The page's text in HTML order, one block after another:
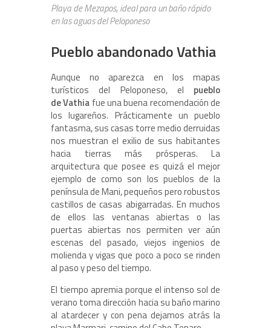
Playa de Mezapos, ideal para un baño rápido
en las aguas del Peloponeso
Pueblo abandonado Vathia
Aunque no aparezca en los mapas
turísticos del Peloponeso, el pueblo
de Vathia fue una buena recomendación de
los lugareños. Prácticamente un pueblo
fantasma, sus casas torre medio derruidas
nos muestran el exilio de sus habitantes
hacia tierras más prósperas. La
arquitectura que posee es quizá el mejor
ejemplo de como son los pueblos de la
península de Mani, pequeños pero robustos
castillos de casas abigarradas. En muchos
de ellos las ventanas abiertas o las
puertas abiertas nos permiten ver aún
escenas del pasado, viejos ingenios de
molienda y vigas que poco a poco se rinden
al paso y peso del tiempo.
El tiempo apremia porque el intenso sol de
verano toma dirección hacia su baño marino
al atardecer y con pena dejamos atrás la